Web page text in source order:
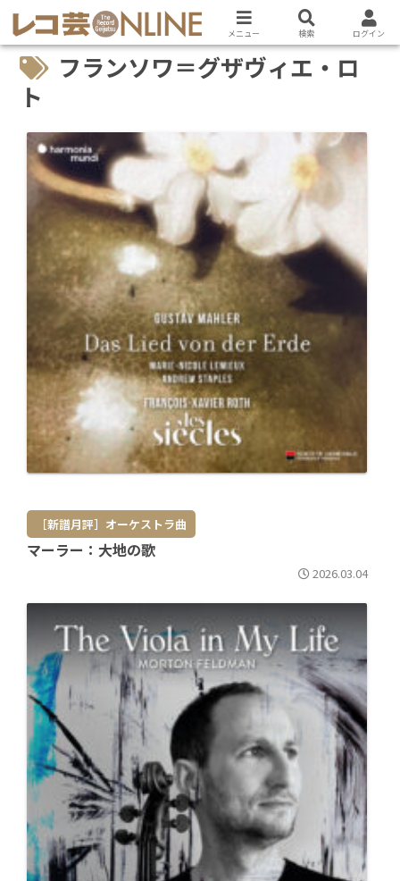
フランソワ＝グザヴィエ・ロ
ト
［新譜月評］オーケストラ曲
マーラー：大地の歌
2026.03.04
メニュー 検索 ログイン